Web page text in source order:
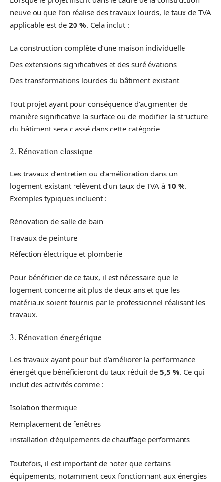
neuve ou que l’on réalise des travaux lourds, le taux de TVA
applicable est de 20 %. Cela inclut :
La construction complète d’une maison individuelle
Des extensions significatives et des surélévations
Des transformations lourdes du bâtiment existant
Tout projet ayant pour conséquence d’augmenter de
manière significative la surface ou de modifier la structure
du bâtiment sera classé dans cette catégorie.
2. Rénovation classique
Les travaux d’entretien ou d’amélioration dans un
logement existant relèvent d’un taux de TVA à 10 %.
Exemples typiques incluent :
Rénovation de salle de bain
Travaux de peinture
Réfection électrique et plomberie
Pour bénéficier de ce taux, il est nécessaire que le
logement concerné ait plus de deux ans et que les
matériaux soient fournis par le professionnel réalisant les
travaux.
3. Rénovation énergétique
Les travaux ayant pour but d’améliorer la performance
énergétique bénéficieront du taux réduit de 5,5 %. Ce qui
inclut des activités comme :
Isolation thermique
Remplacement de fenêtres
Installation d’équipements de chauffage performants
Toutefois, il est important de noter que certains
équipements, notamment ceux fonctionnant aux énergies